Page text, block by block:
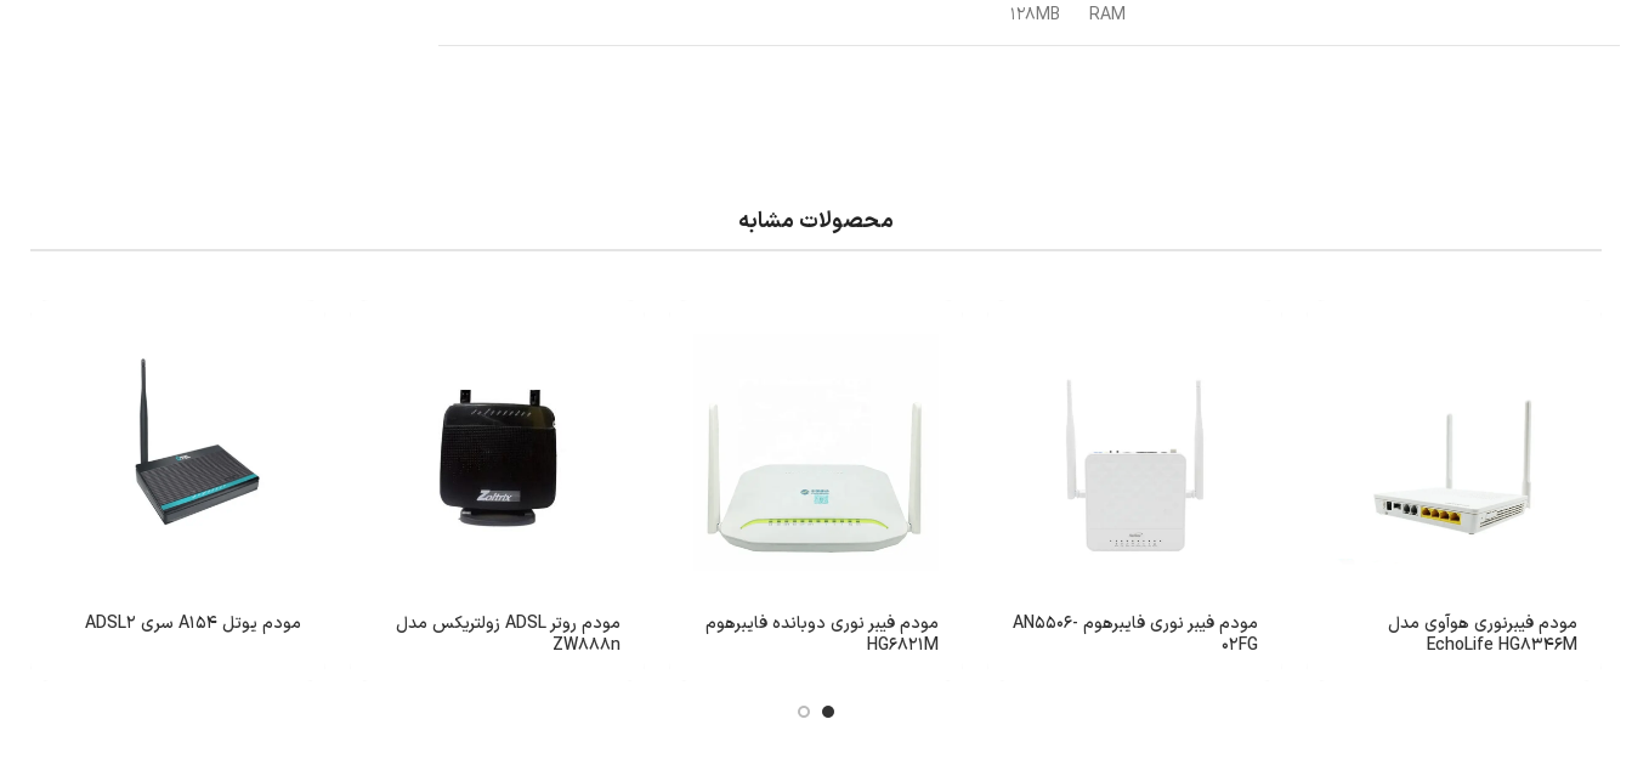
RAM
128MB
محصولات مشابه
مودم فیبرنوری هوآوی مدل
EchoLife HG8346M
مودم فیبر نوری فایبرهوم AN5506-
02FG
مودم فیبر نوری دوبانده فایبرهوم
HG6821M
مودم روتر ADSL زولتریکس مدل
ZW888n
مودم یوتل A154 سری ADSL2